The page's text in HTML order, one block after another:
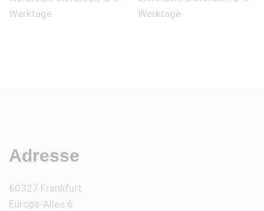
Werktage
Werktage
Adresse
60327 Frankfurt
Europa-Allee 6